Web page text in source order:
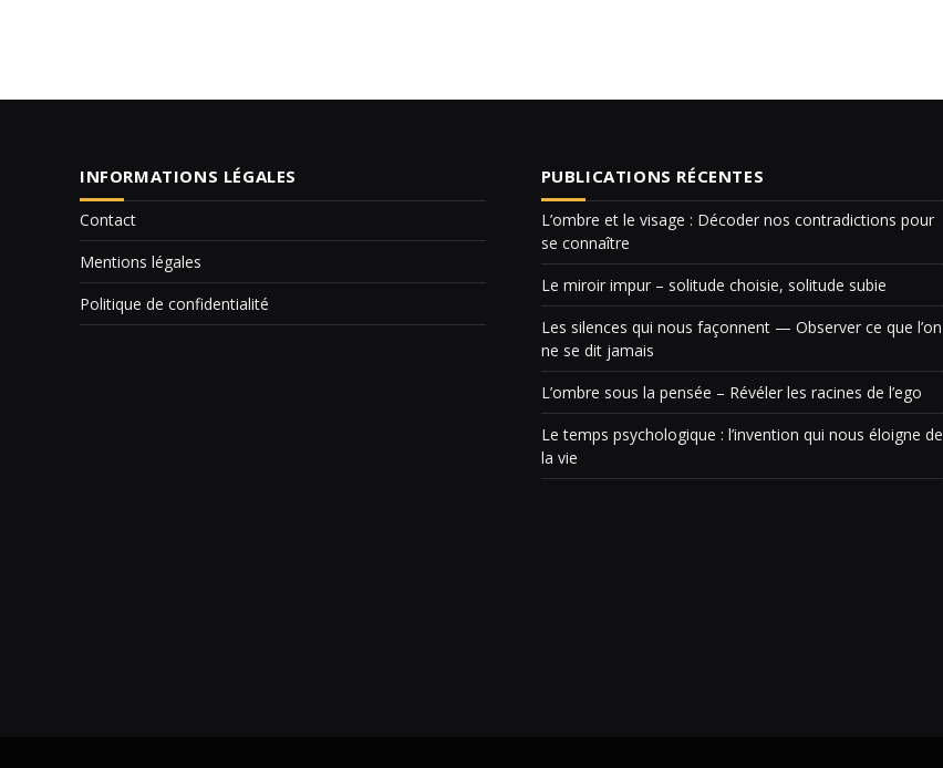
INFORMATIONS LÉGALES
Contact
Mentions légales
Politique de confidentialité
PUBLICATIONS RÉCENTES
L’ombre et le visage : Décoder nos contradictions pour
se connaître
Le miroir impur – solitude choisie, solitude subie
Les silences qui nous façonnent — Observer ce que l’on
ne se dit jamais
L’ombre sous la pensée – Révéler les racines de l’ego
Le temps psychologique : l’invention qui nous éloigne de
la vie